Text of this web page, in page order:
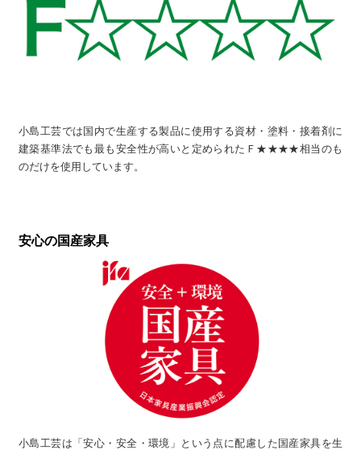
小島工芸では国内で生産する製品に使用する資材・塗料・接着剤に
建築基準法でも最も安全性が高いと定められたＦ★★★★相当のも
のだけを使用しています。
安心の国産家具
小島工芸は「安心・安全・環境」という点に配慮した国産家具を生